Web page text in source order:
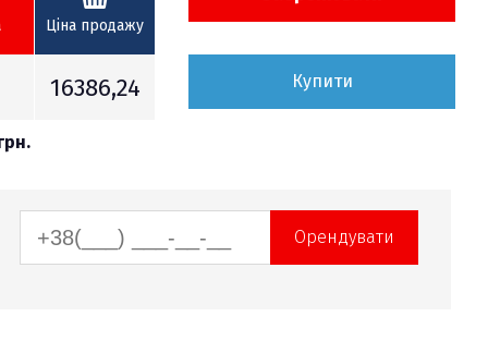
Ціна продажу
16386,24 Купити
Орендувати